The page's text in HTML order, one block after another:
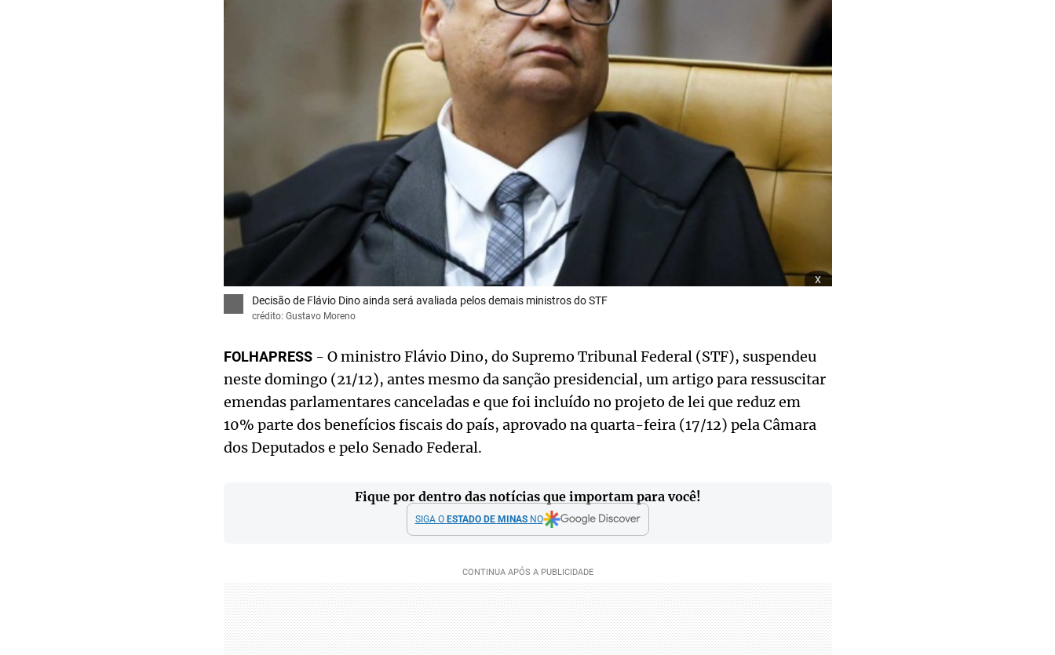
x
Decisão de Flávio Dino ainda será avaliada pelos demais ministros do STF
crédito: Gustavo Moreno
FOLHAPRESS- O ministro Flávio Dino, do Supremo Tribunal Federal (STF), suspendeu
neste domingo (21/12), antes mesmo da sanção presidencial, um artigo para ressuscitar
emendas parlamentares canceladas e que foi incluído no projeto de lei que reduz em
10% parte dos benefícios fiscais do país, aprovado na quarta-feira (17/12) pela Câmara
dos Deputados e pelo Senado Federal.
Fique por dentro das notícias que importam para você!
SIGA O ESTADO DE MINASNO